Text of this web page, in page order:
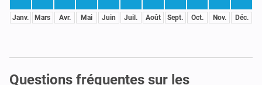
Janv. Mars Avr. Mai Juin Juil. Août Sept. Oct. Nov. Déc.
Questions fréquentes sur les